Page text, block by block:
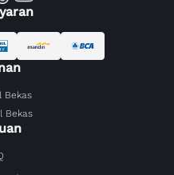
Bekas
Bekas